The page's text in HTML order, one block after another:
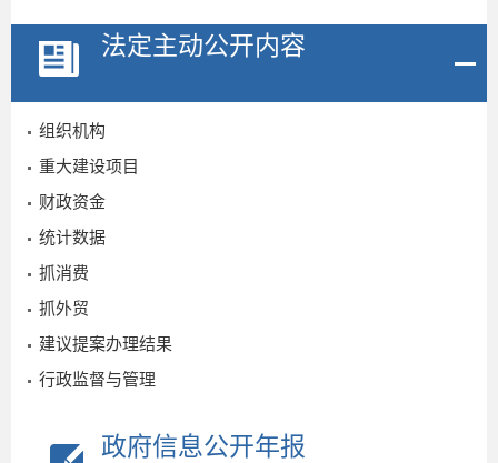
法定主动公开内容
组织机构
重大建设项目
财政资金
统计数据
抓消费
抓外贸
建议提案办理结果
行政监督与管理
政府信息公开年报